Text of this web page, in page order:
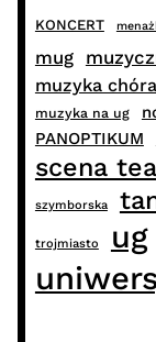
KONCERT
mug
muzyka
muzyka na ug
PANOPTIKUM
scena
szymborska
trojmiasto
ug